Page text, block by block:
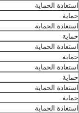
استعادة الحماية
حماية
استعادة الحماية
حماية
استعادة الحماية
حماية
استعادة الحماية
حماية
استعادة الحماية
حماية
استعادة الحماية